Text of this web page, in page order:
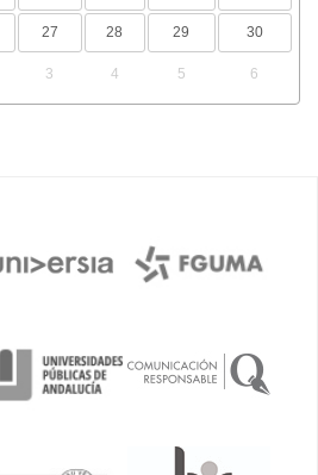
27 28 29 30
3 4 5 6